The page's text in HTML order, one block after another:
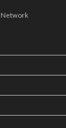
Network